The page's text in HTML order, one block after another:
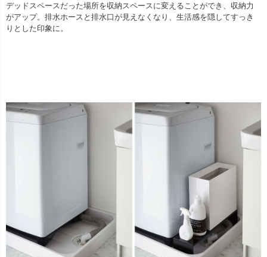
デッドスペースだった場所を収納スペースに変えることができ、収納力
がアップ。排水ホースと排水口が見えなくなり、生活感を隠してすっき
りとした印象に。